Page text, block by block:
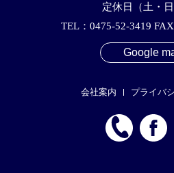
定休日（土・日
TEL：0475-52-3419
Google
会社案内 プライバ